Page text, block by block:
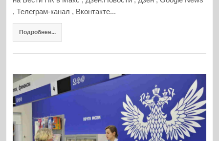
, Телеграм-канал , Вконтакте...
Подробнее...